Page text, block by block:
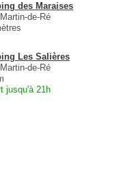
des Maraises
de-Ré
Les Salières
de-Ré
jusqu'à 21h